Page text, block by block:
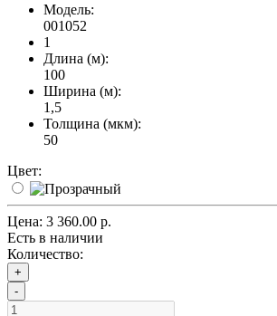
Модель:
001052
1
Длина (м):
100
Ширина (м):
1,5
Толщина (мкм):
50
Цвет:
Цена: 3 360.00 р.
Есть в наличии
Количество:
+
-